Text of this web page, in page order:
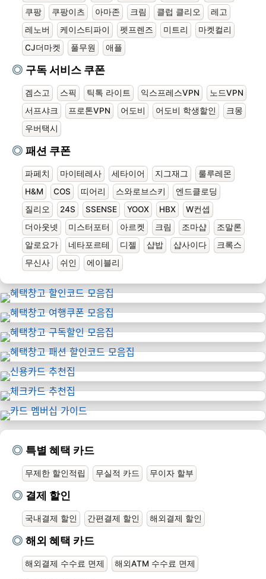
쿠팡
쿠팡이츠 아마존 크림 클럽 클리오
레고
레노버
케이스티파이 펫프렌즈 미트리
마켓컬리
CJ더마켓
풀무원 애플
구독 서비스 쿠폰
겜스고 스픽 틱톡 라이트 익스프레스VPN
노드VPN
서프샤크
프로톤VPN 어도비 어도비 학생할인
크몽
우버택시
패션 쿠폰
파페치 마이테레사 세타이어 지그재그
룰루레몬
H&M
COS 띠어리 스와로브스키
엔드클로딩
질리오
24S SSENSE YOOX HBX
W컨셉
더아웃넷
미스터포터 아르켓 크림 조마샵
조말론
알로요가
네타포르테 디젤 샵밥 샵사이다
크록스
무신사
쉬인 에이블리
특별 혜택 카드
무제한 할인적립 무실적 카드 무이자 할부
결제 할인
국내결제 할인 간편결제 할인 해외결제 할인
해외 혜택 카드
해외결제 수수료 면제 해외ATM 수수료 면제